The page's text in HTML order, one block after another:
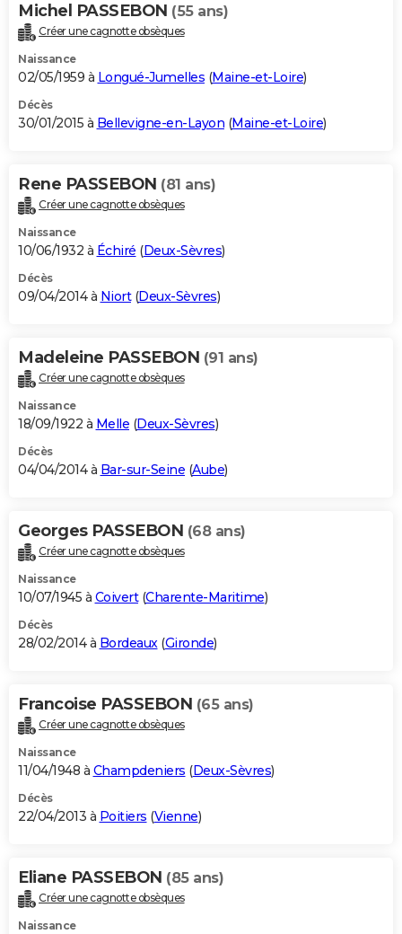
Michel PASSEBON (55 ans)
Créer une cagnotte obsèques
Naissance
02/05/1959 à Longué-Jumelles (Maine-et-Loire)
Décès
30/01/2015 à Bellevigne-en-Layon (Maine-et-Loire)
Rene PASSEBON (81 ans)
Créer une cagnotte obsèques
Naissance
10/06/1932 à Échiré (Deux-Sèvres)
Décès
09/04/2014 à Niort(Deux-Sèvres)
Madeleine PASSEBON (91 ans)
Créer une cagnotte obsèques
Naissance
18/09/1922 à Melle (Deux-Sèvres)
Décès
04/04/2014 à Bar-sur-Seine (Aube)
Georges PASSEBON (68 ans)
Créer une cagnotte obsèques
Naissance
10/07/1945 à Coivert(Charente-Maritime)
Décès
28/02/2014 à Bordeaux(Gironde)
Francoise PASSEBON (65 ans)
Créer une cagnotte obsèques
Naissance
11/04/1948 à Champdeniers (Deux-Sèvres)
Décès
22/04/2013 à Poitiers (Vienne)
Eliane PASSEBON (85 ans)
Créer une cagnotte obsèques
Naissance